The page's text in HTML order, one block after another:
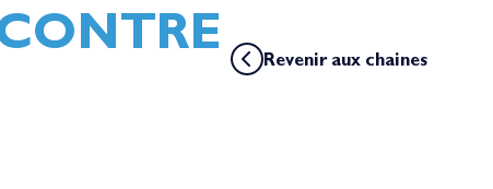
Revenir aux chaines